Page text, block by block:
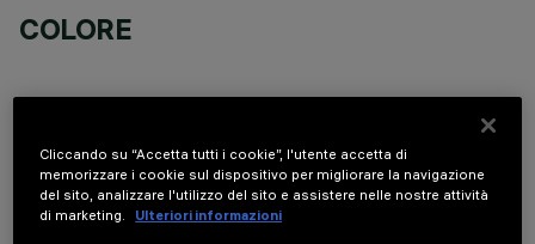
COLORE
COMPONENTI OPZIONALI
Cliccando su “Accetta tutti i cookie”, l'utente accetta di
memorizzare i cookie sul dispositivo per migliorare la navigazione
del sito, analizzare l'utilizzo del sito e assistere nelle nostre attività
di marketing.
Ulteriori informazioni